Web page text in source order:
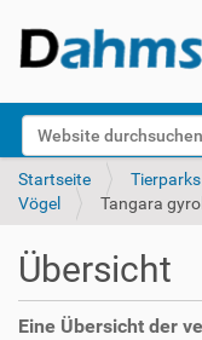
Website durchsuchen
k
Startseite
Vögel
Tangara
Übersicht
Eine Übersicht der